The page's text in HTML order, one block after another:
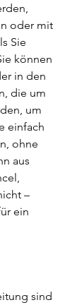
oder mit
Sie
können
in den
die um
um
einfach
ohne
aus
–
ein
sind